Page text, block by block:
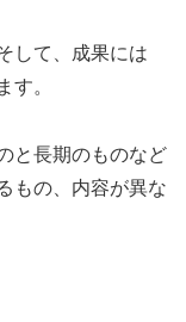
して、成果には
す。
と長期のものなど
もの、内容が異な